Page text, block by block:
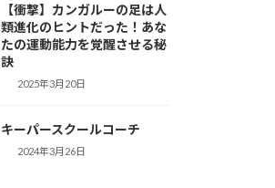
【衝撃】カンガルーの足は人
類進化のヒントだった！あな
たの運動能力を覚醒させる秘
訣
2025年3月20日
キーパースクールコーチ
2024年3月26日